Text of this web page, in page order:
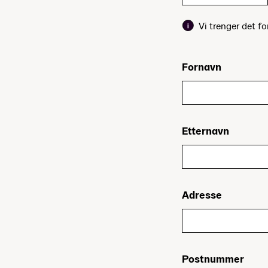
Vi trenger det
Fornavn
Etternavn
Adresse
Postnummer